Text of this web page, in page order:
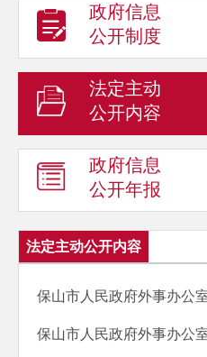
政府信息
公开制度
法定主动
公开内容
政府信息
公开年报
法定主动公开内容